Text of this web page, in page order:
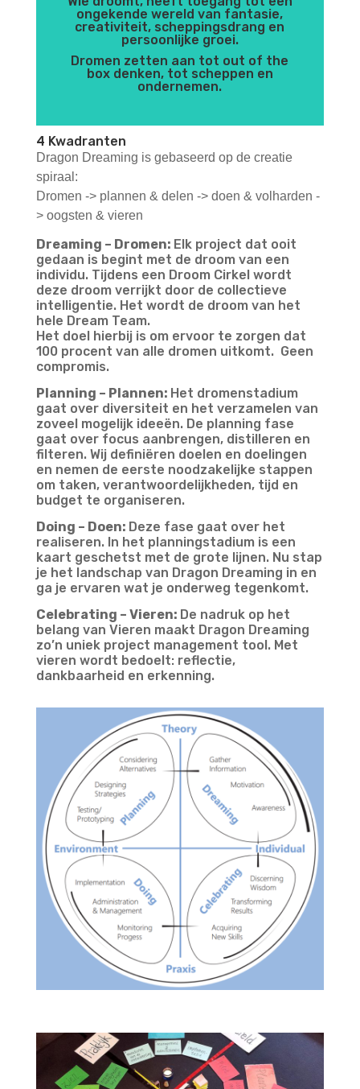
ongekende wereld van fantasie,
creativiteit, scheppingsdrang en
persoonlijke groei.
Dromen zetten aan tot out of the
box denken, tot scheppen en
ondernemen.
4 Kwadranten
Dragon Dreaming is gebaseerd op de creatie
spiraal:
Dromen -> plannen & delen -> doen & volharden -
> oogsten & vieren
Dreaming – Dromen: Elk project dat ooit
gedaan is begint met de droom van een
individu. Tijdens een Droom Cirkel wordt
deze droom verrijkt door de collectieve
intelligentie. Het wordt de droom van het
hele Dream Team.
Het doel hierbij is om ervoor te zorgen dat
100 procent van alle dromen uitkomt. Geen
compromis.
Planning – Plannen: Het dromenstadium
gaat over diversiteit en het verzamelen van
zoveel mogelijk ideeën. De planning fase
gaat over focus aanbrengen, distilleren en
filteren. Wij definiëren doelen en doelingen
en nemen de eerste noodzakelijke stappen
om taken, verantwoordelijkheden, tijd en
budget te organiseren.
Doing – Doen: Deze fase gaat over het
realiseren. In het planningstadium is een
kaart geschetst met de grote lijnen. Nu stap
je het landschap van Dragon Dreaming in en
ga je ervaren wat je onderweg tegenkomt.
Celebrating – Vieren: De nadruk op het
belang van Vieren maakt Dragon Dreaming
zo’n uniek project management tool. Met
vieren wordt bedoelt: reflectie,
dankbaarheid en erkenning.